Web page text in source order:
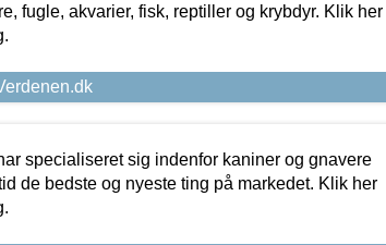
fugle, akvarier, fisk, reptiller og krybdyr. Klik her
specialiseret sig indenfor kaniner og gnavere
de bedste og nyeste ting på markedet. Klik her